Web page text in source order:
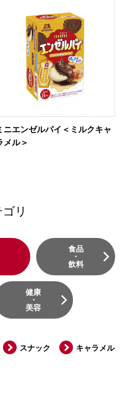
ニエンゼルパイ＜ミルクキャ
メル＞
リ
食品
・
飲料
健康
・
美容
スナック キャラメル